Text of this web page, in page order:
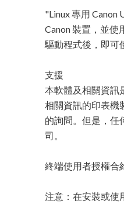
"Linux 專用 Canon
Canon 裝置，並使
驅動程式後，即可
支援
本軟體及相關資訊
相關資訊的印表機
的詢問。但是，任
司。
終端使用者授權合
注意：在安裝或使